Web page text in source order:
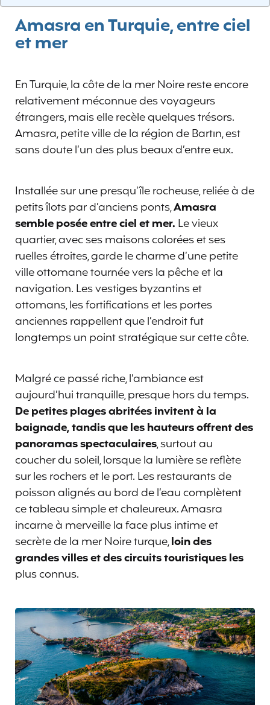
Amasra en Turquie, entre ciel
et mer
En Turquie, la côte de la mer Noire reste encore
relativement méconnue des voyageurs
étrangers, mais elle recèle quelques trésors.
Amasra, petite ville de la région de Bartın, est
sans doute l’un des plus beaux d’entre eux.
Installée sur une presqu’île rocheuse, reliée à de
petits îlots par d’anciens ponts,Amasra
semble posée entre ciel et mer. Le vieux
quartier, avec ses maisons colorées et ses
ruelles étroites, garde le charme d’une petite
ville ottomane tournée vers la pêche et la
navigation. Les vestiges byzantins et
ottomans, les fortifications et les portes
anciennes rappellent que l’endroit fut
longtemps un point stratégique sur cette côte.
Malgré ce passé riche, l’ambiance est
aujourd’hui tranquille, presque hors du temps.
De petites plages abritées invitent à la
baignade, tandis que les hauteurs offrent des
panoramas spectaculaires, surtout au
coucher du soleil, lorsque la lumière se reflète
sur les rochers et le port. Les restaurants de
poisson alignés au bord de l’eau complètent
ce tableau simple et chaleureux. Amasra
incarne à merveille la face plus intime et
secrète de la mer Noire turque,loin des
grandes villes et des circuits touristiques les
plus connus.